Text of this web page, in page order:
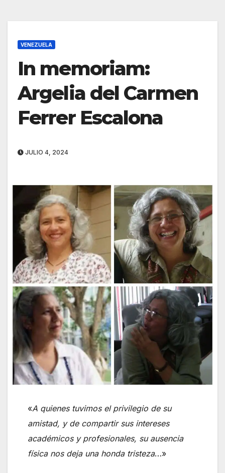
VENEZUELA
In memoriam:
Argelia del Carmen
Ferrer Escalona
JULIO 4, 2024
«A quienes tuvimos el privilegio de su
amistad, y de compartir sus intereses
académicos y profesionales, su ausencia
física nos deja una honda tristeza…»